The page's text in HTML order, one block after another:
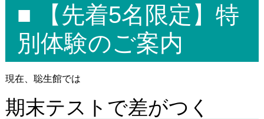
■ 【先着5名限定】特
別体験のご案内
現在、聡生館では
期末テストで差がつく